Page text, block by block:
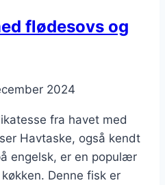
flødesovs og
2024
fra havet med
Havtaske, også kendt
engelsk, er en populær
Denne fisk er